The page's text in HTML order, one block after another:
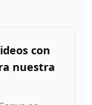
con
nuestra